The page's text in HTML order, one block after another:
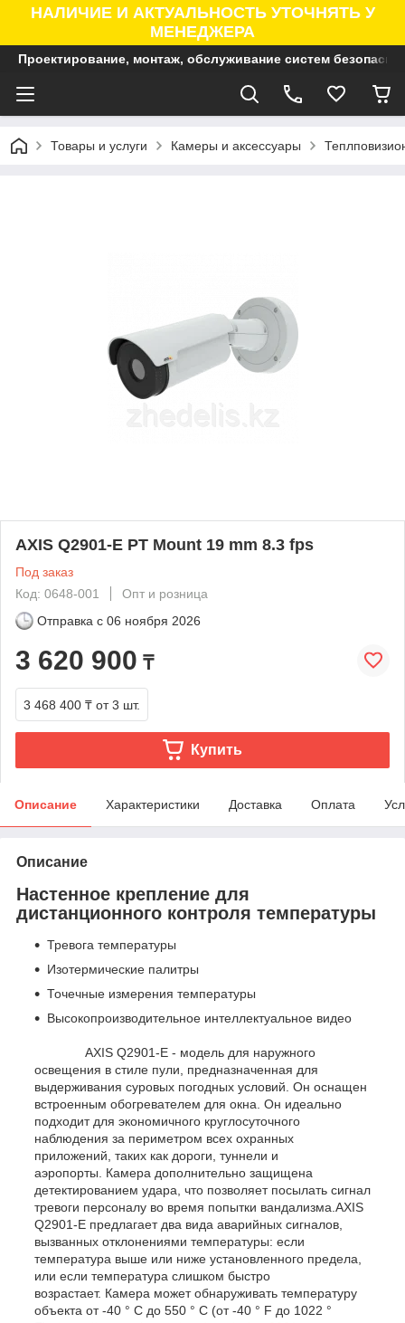
НАЛИЧИЕ И АКТУАЛЬНОСТЬ УТОЧНЯТЬ У
МЕНЕДЖЕРА
Проектирование, монтаж, обслуживание систем
Товары и услуги Камеры и аксессуары
AXIS Q2901-E PT Mount 19 mm 8.3 fps
Под заказ
Код: 0648-001
Опт и розница
Отправка с 06 ноября 2026
3 620 900 ₸
3 468 400 ₸ от 3 шт.
Купить
Описание Характеристики Доставка Оплата
Описание
Настенное крепление для
дистанционного контроля температуры
Тревога температуры
Изотермические палитры
Точечные измерения температуры
Высокопроизводительное интеллектуальное видео
AXIS Q2901-E - модель для наружного
освещения в стиле пули, предназначенная для
выдерживания суровых погодных условий. Он оснащен
встроенным обогревателем для окна. Он идеально
подходит для экономичного круглосуточного
наблюдения за периметром всех охранных
приложений, таких как дороги, туннели и
аэропорты. Камера дополнительно защищена
детектированием удара, что позволяет посылать сигнал
тревоги персоналу во время попытки вандализма.AXIS
Q2901-E предлагает два вида аварийных сигналов,
вызванных отклонениями температуры: если
температура выше или ниже установленного предела,
или если температура слишком быстро
возрастает. Камера может обнаруживать температуру
объекта от -40 ° C до 550 ° C (от -40 ° F до 1022 °